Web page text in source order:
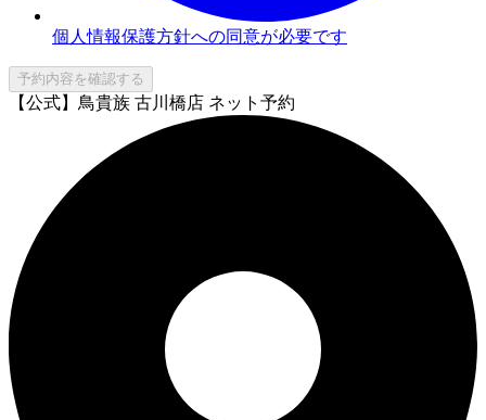
個人情報保護方針への同意が必要です
予約内容を確認する
【公式】鳥貴族 古川橋店 ネット予約